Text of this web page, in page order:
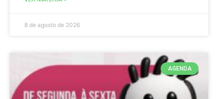
8 de agosto de 2026
AGENDA